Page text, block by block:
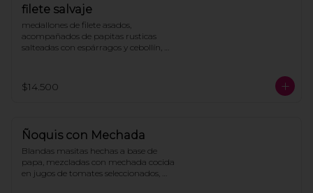
filete salvaje
medallones de filete asados,
acompañados de papitas rusticas
salteadas con espárragos y cebollín,
$14.500
Ñoquis con Mechada
Blandas masitas hechas a base de
papa, mezcladas con mechada cocida
en jugos de tomates seleccionados,